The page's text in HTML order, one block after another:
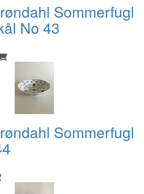
Sommerfugl
No 43
Sommerfugl